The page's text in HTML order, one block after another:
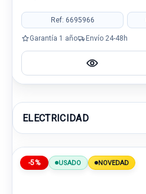
Ref: 6695966
Garantía 1 año Envío 24-48h
ELECTRICIDAD
-5% USADO NOVEDAD